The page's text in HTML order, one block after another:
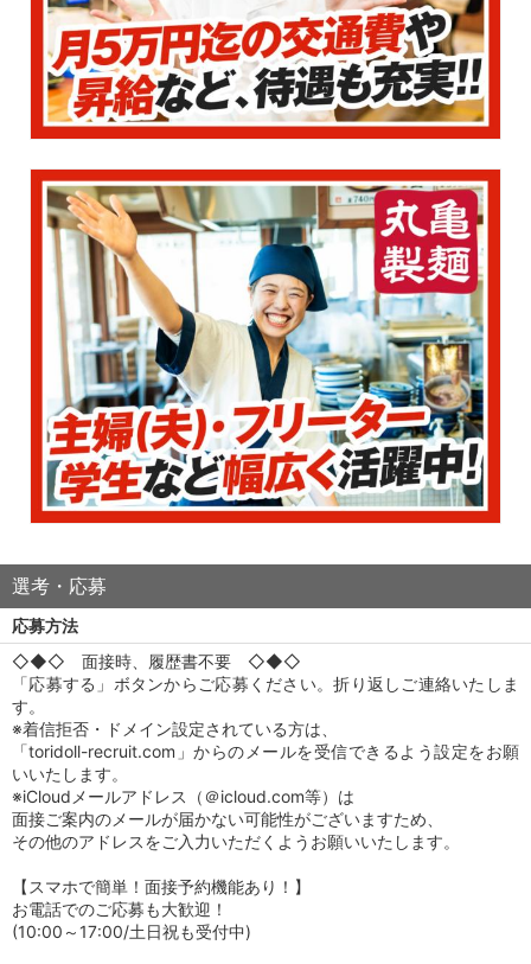
選考・応募
応募方法
◇◆◇ 面接時、履歴書不要 ◇◆◇
「応募する」ボタンからご応募ください。折り返しご連絡いたしま
す。
※着信拒否・ドメイン設定されている方は、
「toridoll-recruit.com」からのメールを受信できるよう設定をお願
いいたします。
※iCloudメールアドレス（＠icloud.com等）は
面接ご案内のメールが届かない可能性がございますため、
その他のアドレスをご入力いただくようお願いいたします。
【スマホで簡単！面接予約機能あり！】
お電話でのご応募も大歓迎！
(10:00～17:00/土日祝も受付中)